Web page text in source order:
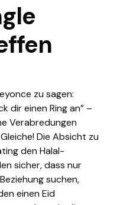
zu sagen:
dir einen Ring an” –
Verabredungen
Die Absicht zu
den Halal-
sicher, dass nur
suchen,
einen Eid